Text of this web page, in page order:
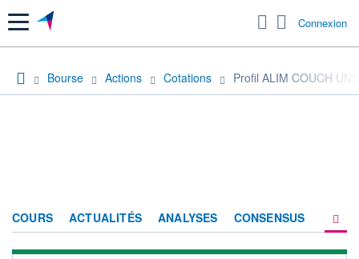
Menu Connexion
Bourse Actions Cotations Profil ALIM COUCH
COURS ACTUALITÉS ANALYSES CONSENSUS